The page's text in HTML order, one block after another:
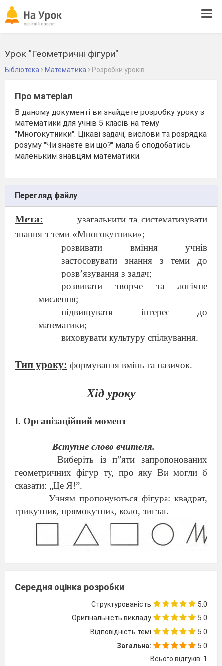
Урок "Геометричні фігури"
Бібліотека Математика Розробки уроків
Про матеріал
В даному документі ви знайдете розробку уроку з
математики для учнів 5 класів на тему
"Многокутники". Цікаві задачі, вислови та розрядка
розуму "Чи знаєте ви що?" мала б сподобатись
маленьким знавцям математики.
Перегляд файлу
Мета:
узагальнити та систематизувати
знання з теми «Многокутники»;
розвивати вміння учнів
застосовувати знання з теми до
розв’язування з задач;
розвивати творче та логічне
мислення;
підвищувати інтерес до
математики;
виховувати культуру спілкування.
Тип уроку: формування вмінь та навичок.
Хід уроку
І. Організаційний момент
Вступне слово вчителя.
Виберіть із п”яти запропонованих
геометричних фігур ту, про яку Ви могли б
сказати: „Це Я!”.
Учням пропонуються фігура: квадрат,
трикутник, прямокутник, коло, зигзаг.
- Про Вас можна сказати, що Ви
організовані, пунктуальні, чітко дотримуєтесь
правил і інструкцій, уважні до деталей,
акуратні, практичні, настирні, тверді у
рішеннях, працелюбні з аналітичним
мисленням, тобто справжні математики.
- Хто з Вас вибрав трикутник?
Середня оцінка розробки
Структурованість
5.0
Оригінальність викладу
5.0
Відповідність темі
5.0
Загальна:
5.0
Всього відгуків: 1